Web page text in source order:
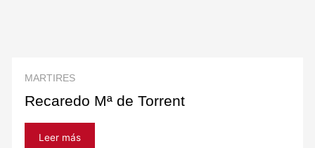
MARTIRES
Recaredo Mª de Torrent
Leer más